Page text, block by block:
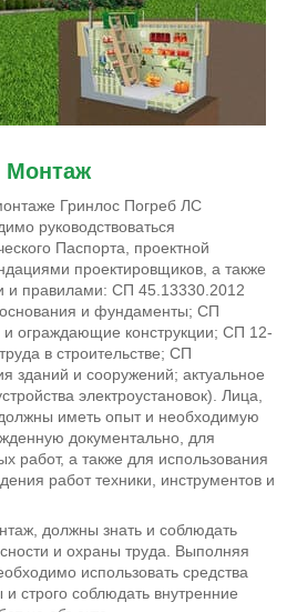
Монтаж
Гринлос Погреб ЛС
руководствоваться
Паспорта, проектной
проектировщиков, а также
правилами: СП 45.13330.2012
и фундаменты; СП
ограждающие конструкции; СП 12-
в строительстве; СП
зданий и сооружений; актуальное
электроустановок). Лица,
иметь опыт и необходимую
документально, для
работ, а также для использования
работ техники, инструментов и
должны знать и соблюдать
и охраны труда. Выполняя
использовать средства
строго соблюдать внутренние